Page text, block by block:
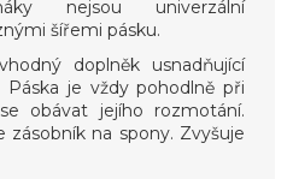
nejsou univerzální
šířemi pásku.
doplněk usnadňující
Páska je vždy pohodlně při
obávat jejího rozmotání.
zásobník na spony. Zvyšuje